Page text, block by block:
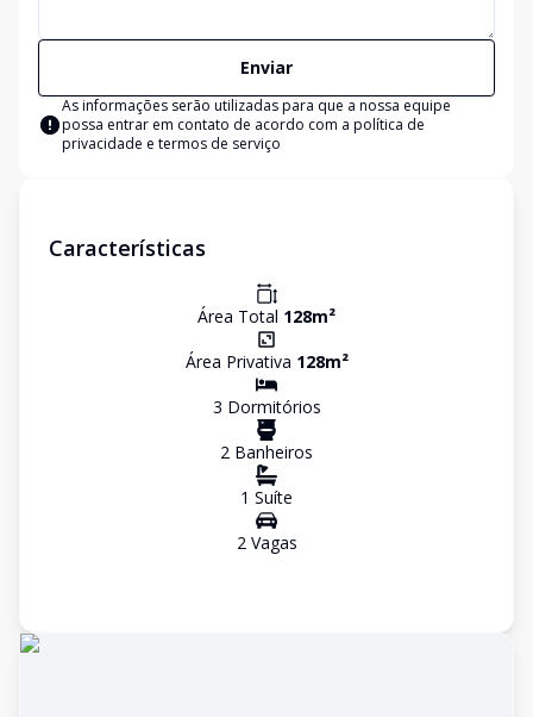
Enviar
As informações serão utilizadas para que a nossa equipe
possa entrar em contato de acordo com a política de
privacidade e termos de serviço
Características
Área Total 128m²
Área Privativa 128m²
3 Dormitórios
2 Banheiros
1 Suíte
2Vagas